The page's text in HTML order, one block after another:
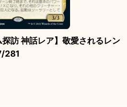
探訪 神話レア】敬愛されるレン
281